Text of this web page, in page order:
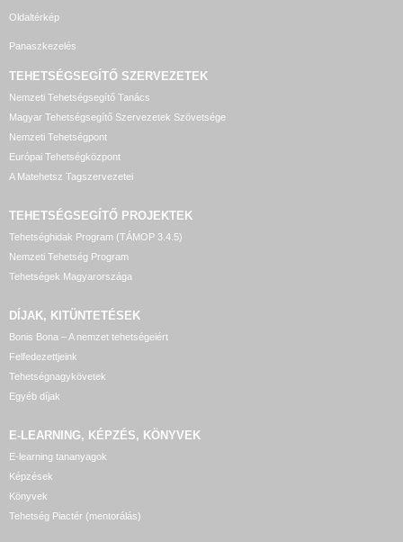
Oldaltérkép
Panaszkezelés
TEHETSÉGSEGÍTŐ SZERVEZETEK
Nemzeti Tehetségsegítő Tanács
Magyar Tehetségsegítő Szervezetek Szövetsége
Nemzeti Tehetségpont
Európai Tehetségközpont
A Matehetsz Tagszervezetei
TEHETSÉGSEGÍTŐ PROJEKTEK
Tehetséghidak Program (TÁMOP 3.4.5)
Nemzeti Tehetség Program
Tehetségek Magyarországa
DÍJAK, KITÜNTETÉSEK
Bonis Bona – A nemzet tehetségeiért
Felfedezettjeink
Tehetségnagykövetek
Egyéb díjak
E-LEARNING, KÉPZÉS, KÖNYVEK
E-learning tananyagok
Képzések
Könyvek
Tehetség Piactér (mentorálás)